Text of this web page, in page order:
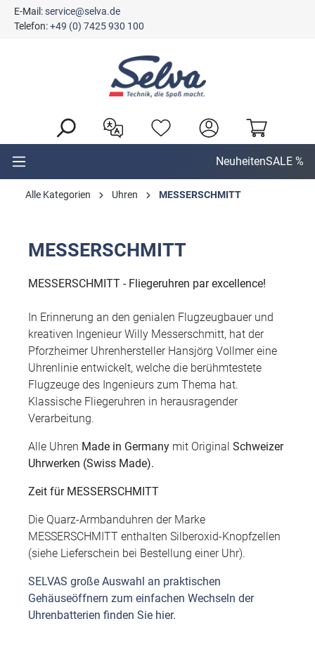
springen
E-Mail:service@selva.de
Telefon:+49 (0) 7425 930 100
NeuheitenSALE %
Alle Kategorien Uhren MESSERSCHMITT
MESSERSCHMITT
MESSERSCHMITT - Fliegeruhren par excellence!
In Erinnerung an den genialen Flugzeugbauer und
kreativen Ingenieur Willy Messerschmitt, hat der
Pforzheimer Uhrenhersteller Hansjörg Vollmer eine
Uhrenlinie entwickelt, welche die berühmtestete
Flugzeuge des Ingenieurs zum Thema hat.
Klassische Fliegeruhren in herausragender
Verarbeitung.
Alle Uhren Made in Germany mit Original Schweizer
Uhrwerken (Swiss Made).
Zeit für MESSERSCHMITT
Die Quarz-Armbanduhren der Marke
MESSERSCHMITT enthalten Silberoxid-Knopfzellen
(siehe Lieferschein bei Bestellung einer Uhr).
SELVAS große Auswahl an praktischen
Gehäuseöffnern zum einfachen Wechseln der
Uhrenbatterien finden Sie hier.